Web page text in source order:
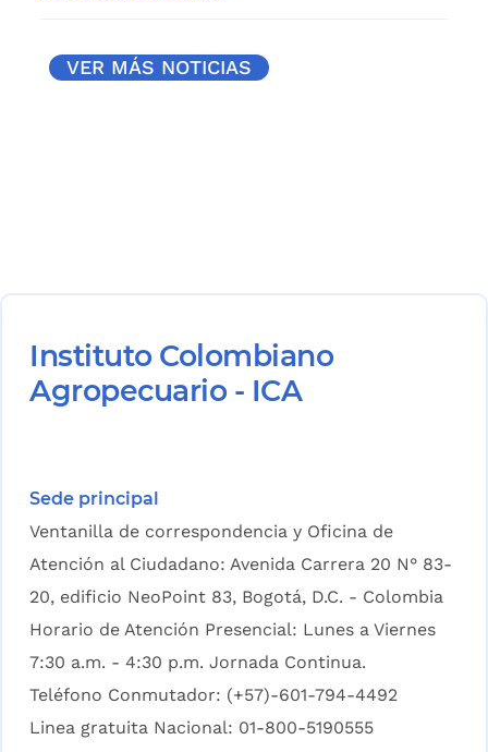
VER MÁS NOTICIAS
Instituto Colombiano
Agropecuario - ICA
Sede principal
Ventanilla de correspondencia y Oficina de
Atención al Ciudadano: Avenida Carrera 20 N° 83-
20, edificio NeoPoint 83, Bogotá, D.C. - Colombia
Horario de Atención Presencial: Lunes a Viernes
7:30 a.m. - 4:30 p.m. Jornada Continua.
Teléfono Conmutador: (+57)-601-794-4492
Linea gratuita Nacional: 01-800-5190555